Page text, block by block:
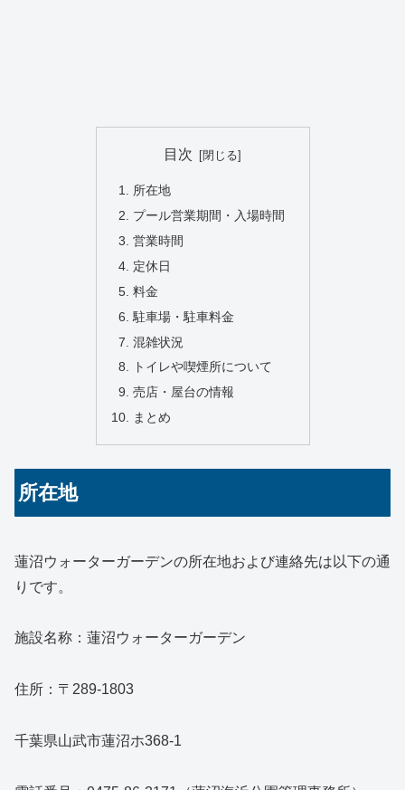
目次
所在地
プール営業期間・入場時間
営業時間
定休日
料金
駐車場・駐車料金
混雑状況
トイレや喫煙所について
売店・屋台の情報
まとめ
所在地
蓮沼ウォーターガーデンの所在地および連絡先は以下の通
りです。
施設名称：蓮沼ウォーターガーデン
住所：〒289-1803
千葉県山武市蓮沼ホ368-1